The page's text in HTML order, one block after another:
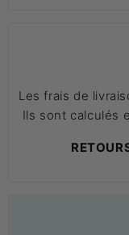
Les frais de
Ils sont calculés